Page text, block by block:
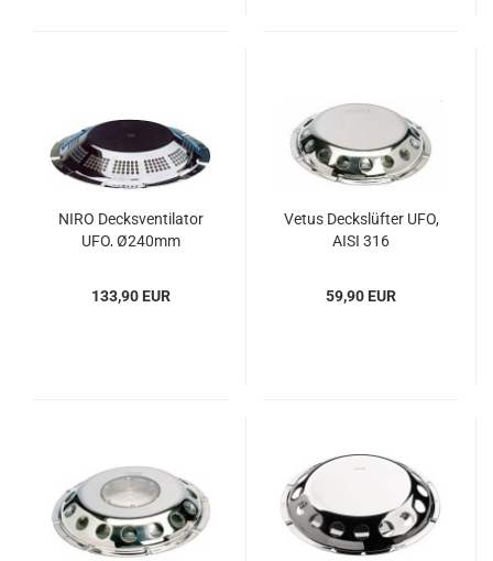
NIRO Decks­ven­ti­la­tor
UFO, Ø240mm
133,90 EUR
Vetus Decks­lüf­ter UFO,
AISI 316
59,90 EUR